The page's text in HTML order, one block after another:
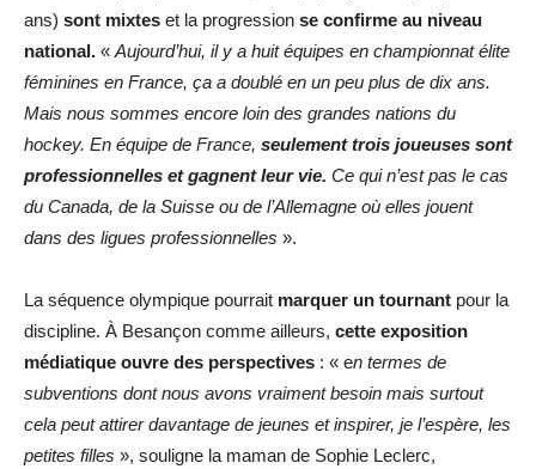
ans) sont mixtes et la progression se confirme au niveau
national. « Aujourd’hui, il y a huit équipes en championnat élite
féminines en France, ça a doublé en un peu plus de dix ans.
Mais nous sommes encore loin des grandes nations du
hockey. En équipe de France, seulement trois joueuses sont
professionnelles et gagnent leur vie. Ce qui n’est pas le cas
du Canada, de la Suisse ou de l’Allemagne où elles jouent
dans des ligues professionnelles ».
La séquence olympique pourrait marquer un tournant pour la
discipline. À Besançon comme ailleurs, cette exposition
médiatique ouvre des perspectives : « en termes de
subventions dont nous avons vraiment besoin mais surtout
cela peut attirer davantage de jeunes et inspirer, je l’espère, les
petites filles », souligne la maman de Sophie Leclerc,